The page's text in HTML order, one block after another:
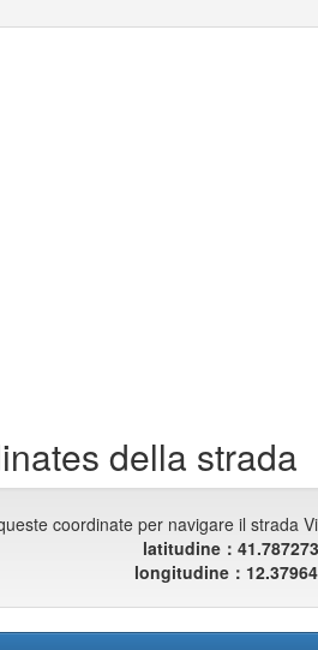
della strada
coordinate per navigare il strada
latitudine：
longitudine：